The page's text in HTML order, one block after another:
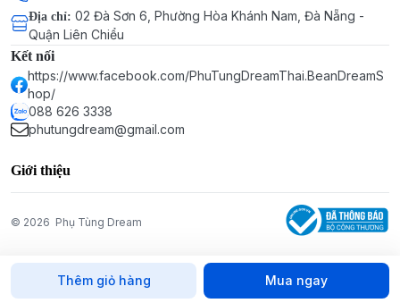
Thêm giỏ hàng Mua ngay
Địa chỉ: 02 Đà Sơn 6, Phường Hòa Khánh Nam, Đà Nẵng -
Quận Liên Chiểu
Kết nối
https://www.facebook.com/PhuTungDreamThai.BeanDreamS
hop/
088 626 3338
phutungdream@gmail.com
Giới thiệu
© 2026 Phụ Tùng Dream